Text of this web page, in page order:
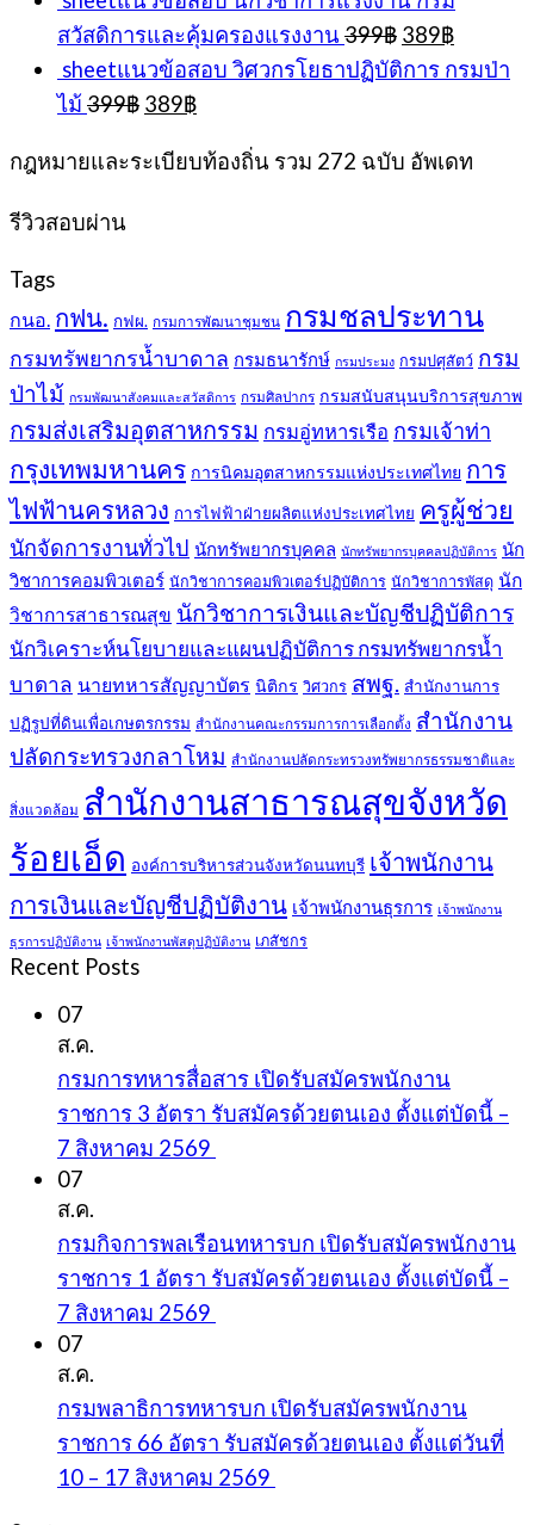
was:
399฿.
is:
389฿.
สวัสดิการและคุ้มครองแรงงาน 399฿ Original
was:
389฿Current
price
is:
sheetแนวข้อสอบ วิศวกรโยธาปฏิบัติการ กรมป่า
ไม้ 399฿ Original
was:
389฿Current
is:
กฎหมายและระเบียบท้องถิ่น รวม 272 ฉบับ อัพเดท
รีวิวสอบผ่าน
Tags
กนอ. กฟน. กฟผ. กรมการพัฒนาชุมชน กรมชลประทาน
กรมทรัพยากรน้ำบาดาล กรมธนารักษ์ กรมประมง กรมปศุสัตว์ กรม
ป่าไม้ กรมพัฒนาสังคมและสวัสดิการ กรมศิลปากร กรมสนับสนุนบริการสุขภาพ
กรมส่งเสริมอุตสาหกรรม กรมอู่ทหารเรือ กรมเจ้าท่า
กรุงเทพมหานคร การนิคมอุตสาหกรรมแห่งประเทศไทย การ
ไฟฟ้านครหลวง การไฟฟ้าฝ่ายผลิตแห่งประเทศไทย ครูผู้ช่วย
นักจัดการงานทั่วไป นักทรัพยากรบุคคล นักทรัพยากรบุคคลปฏิบัติการ นัก
วิชาการคอมพิวเตอร์ นักวิชาการคอมพิวเตอร์ปฏิบัติการ นักวิชาการพัสดุ นัก
วิชาการสาธารณสุข นักวิชาการเงินและบัญชีปฏิบัติการ
นักวิเคราะห์นโยบายและแผนปฏิบัติการ กรมทรัพยากรน้ำ
บาดาล นายทหารสัญญาบัตร นิติกร วิศวกร สพฐ. สำนักงานการ
ปฏิรูปที่ดินเพื่อเกษตรกรรม สำนักงานคณะกรรมการการเลือกตั้ง สำนักงาน
ปลัดกระทรวงกลาโหม สำนักงานปลัดกระทรวงทรัพยากรธรรมชาติและ
สิ่งแวดล้อม สำนักงานสาธารณสุขจังหวัด
ร้อยเอ็ด องค์การบริหารส่วนจังหวัดนนทบุรี เจ้าพนักงาน
การเงินและบัญชีปฏิบัติงาน เจ้าพนักงานธุรการ เจ้าพนักงาน
ธุรการปฏิบัติงาน เจ้าพนักงานพัสดุปฏิบัติงาน เภสัชกร
Recent Posts
07
ส.ค.
กรมการทหารสื่อสาร เปิดรับสมัครพนักงาน
ราชการ 3 อัตรา รับสมัครด้วยตนเอง ตั้งแต่บัดนี้ –
7 สิงหาคม 2569
07
ส.ค.
กรมกิจการพลเรือนทหารบก เปิดรับสมัครพนักงาน
ราชการ 1 อัตรา รับสมัครด้วยตนเอง ตั้งแต่บัดนี้ –
7 สิงหาคม 2569
07
ส.ค.
กรมพลาธิการทหารบก เปิดรับสมัครพนักงาน
ราชการ 66 อัตรา รับสมัครด้วยตนเอง ตั้งแต่วันที่
10 – 17 สิงหาคม 2569